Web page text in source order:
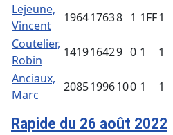
Lejeune,
Vincent
196417638 1 1FF1
Coutelier,
Robin
141916429 0 1 1
Anciaux,
Marc
20851996100 1 1
Rapide du 26 août 2022